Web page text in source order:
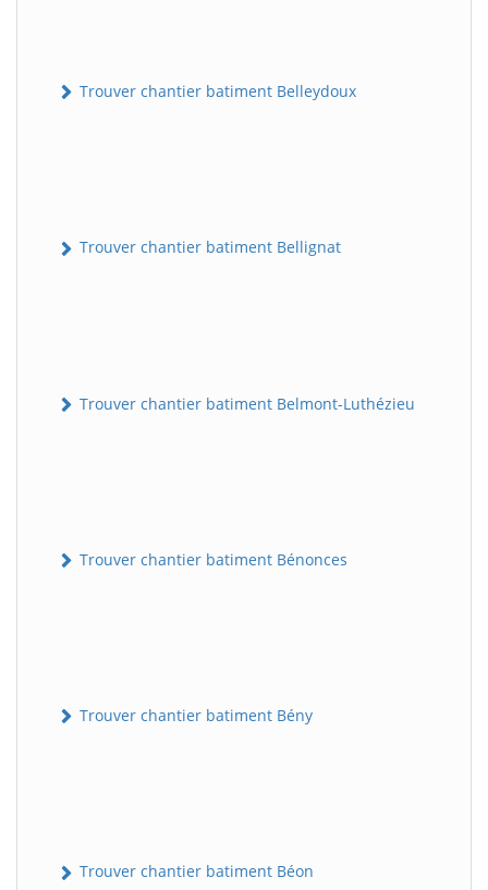
Trouver chantier batiment Belleydoux
Trouver chantier batiment Bellignat
Trouver chantier batiment Belmont-Luthézieu
Trouver chantier batiment Bénonces
Trouver chantier batiment Bény
Trouver chantier batiment Béon